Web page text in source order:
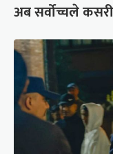
अब सर्वोच्चले